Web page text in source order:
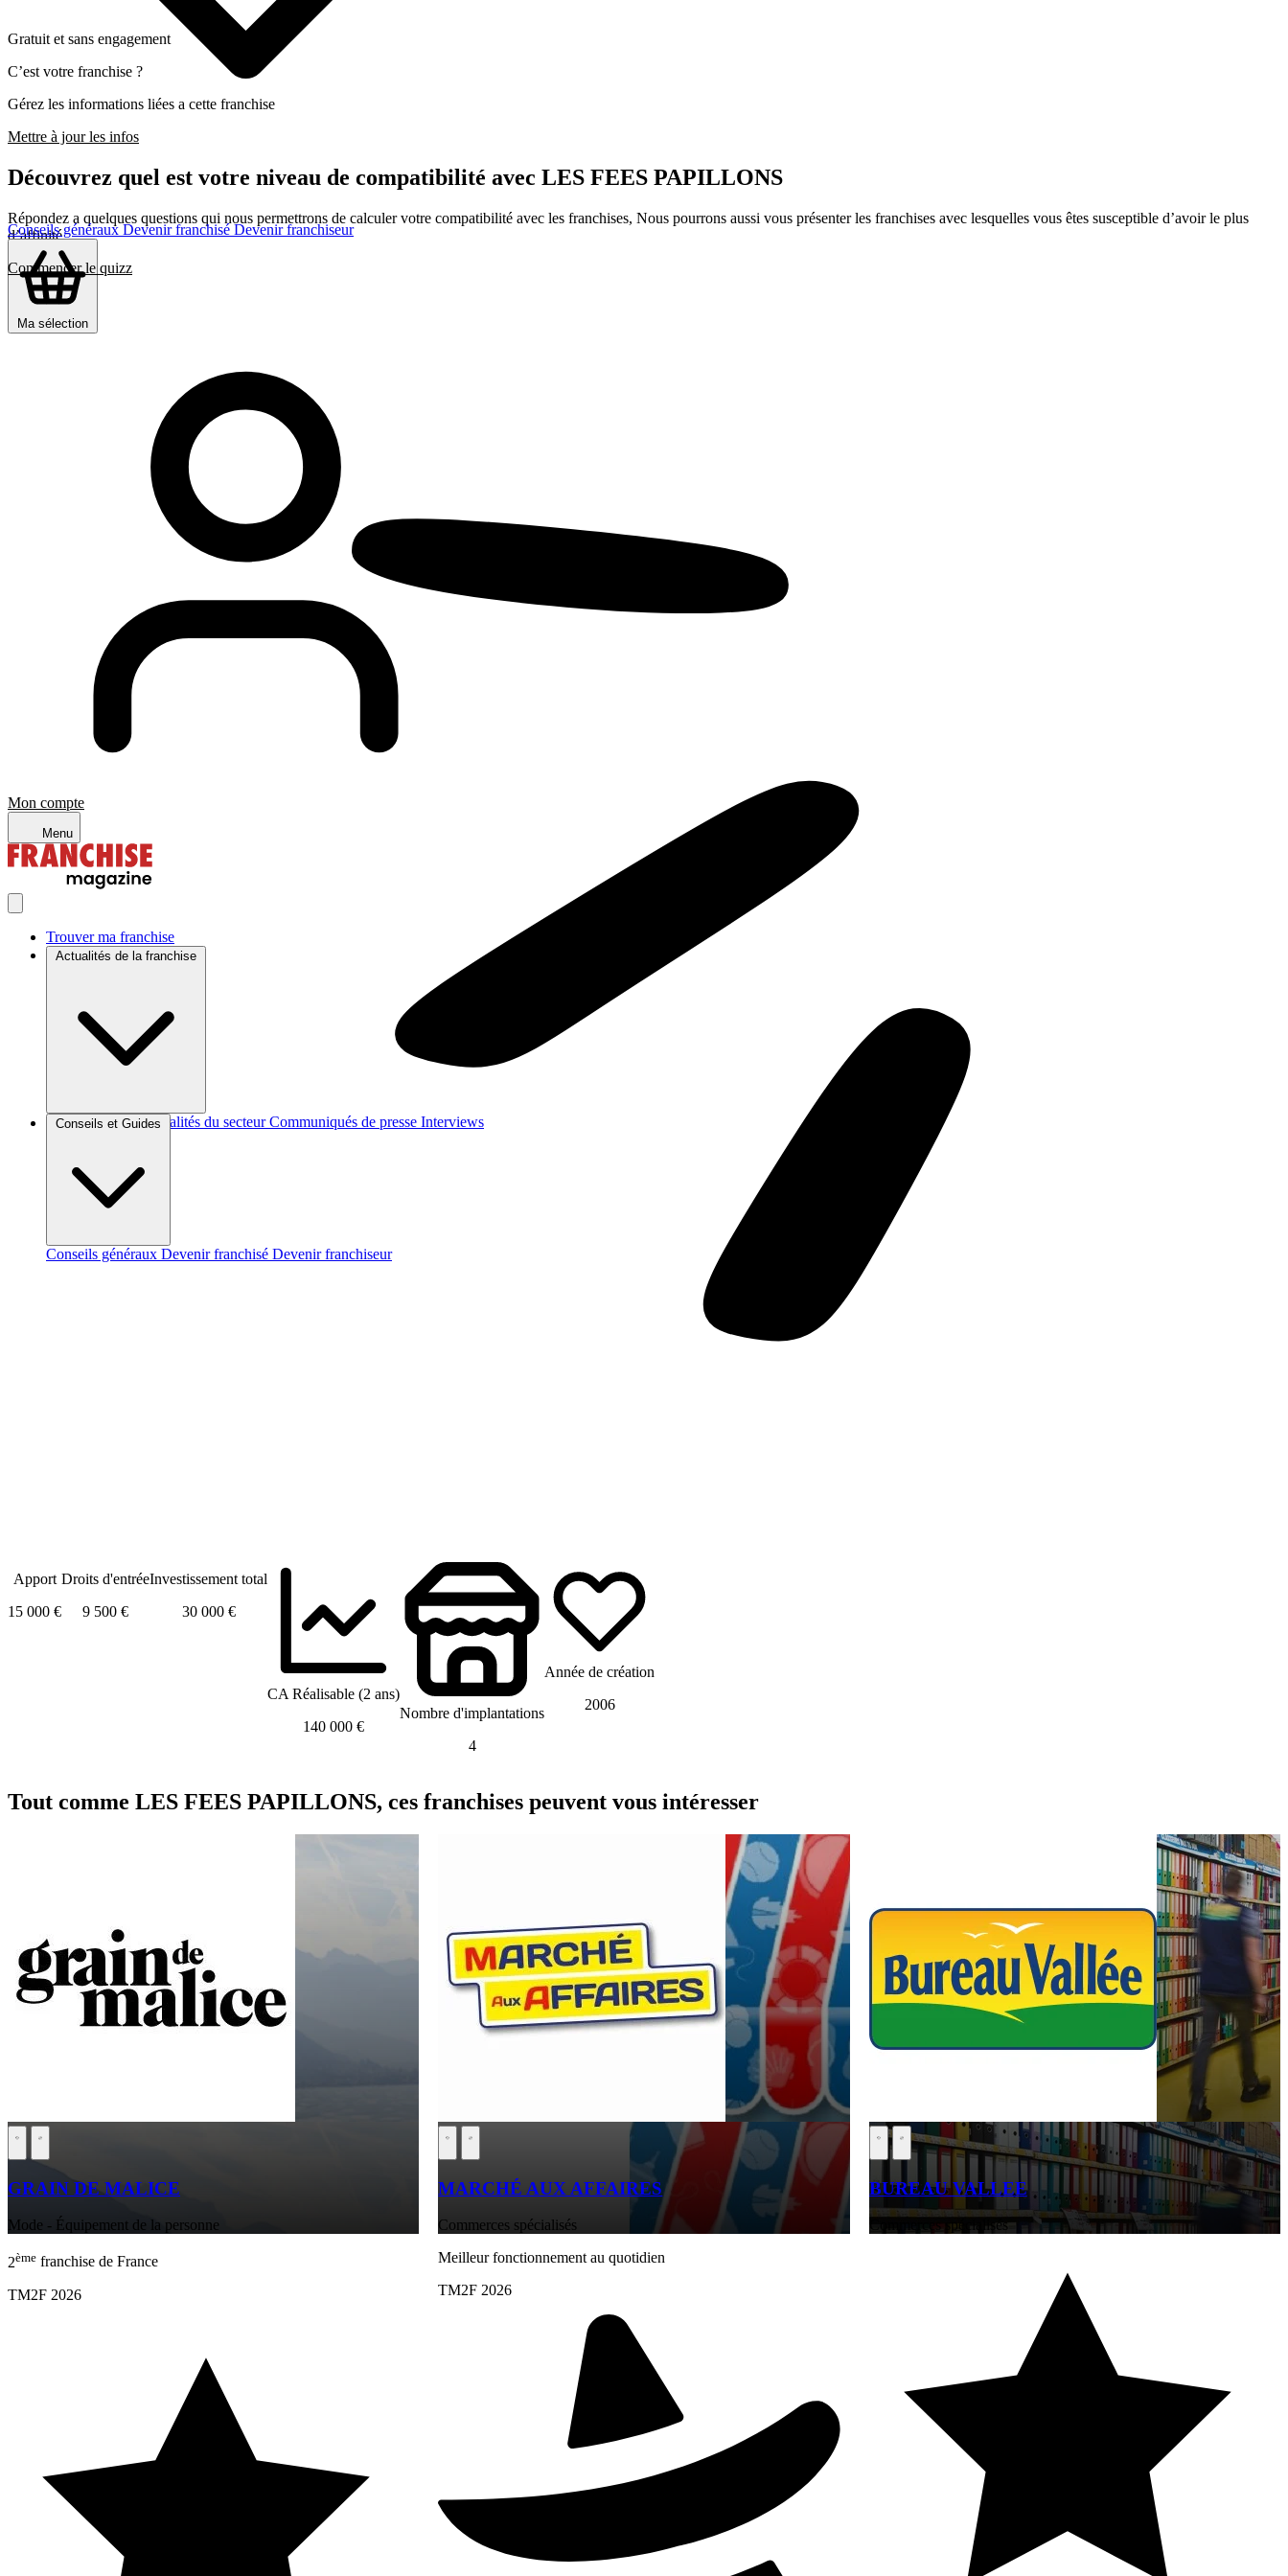
Conseils généraux Devenir franchisé Devenir franchiseur
Ma sélection
Mon compte
Menu
Trouver ma franchise
Actualités de la franchise
Brèves et actus Actualités du secteur Communiqués de presse Interviews
Conseils et Guides
Conseils généraux Devenir franchisé Devenir franchiseur
Gratuit et sans engagement
C’est votre franchise ?
Gérez les informations liées a cette franchise
Mettre à jour les infos
Découvrez quel est votre niveau de compatibilité avec LES FEES PAPILLONS
Répondez a quelques questions qui nous permettrons de calculer votre compatibilité avec les franchises, Nous pourrons aussi vous présenter les franchises avec lesquelles vous êtes susceptible d’avoir le plus
d’affinité
Commencer le quizz
Apport
15 000 €
Droits d'entrée
9 500 €
Investissement total
30 000 €
CA Réalisable (2 ans)
140 000 €
Nombre d'implantations
4
Année de création
2006
Tout comme LES FEES PAPILLONS, ces franchises peuvent vous intéresser
GRAIN DE MALICE
Mode - Équipement de la personne
2ème franchise de France
TM2F 2026
MARCHÉ AUX AFFAIRES
Commerces spécialisés
Meilleur fonctionnement au quotidien
TM2F 2026
BUREAU VALLEE
Commerces spécialisés